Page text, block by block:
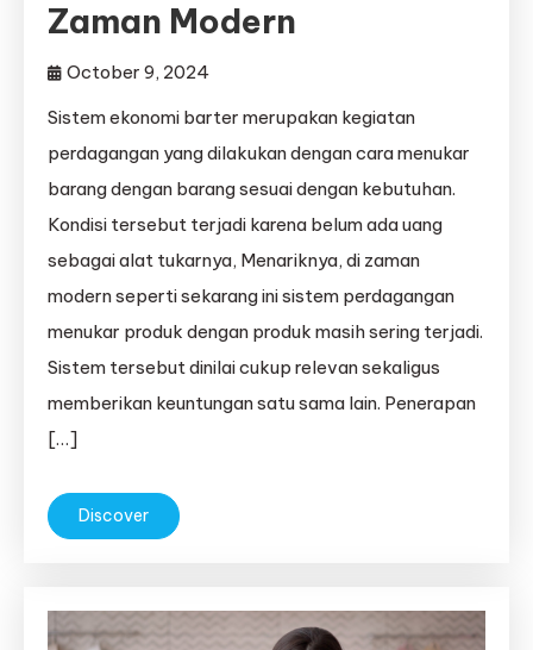
Zaman Modern
October 9, 2024
Sistem ekonomi barter merupakan kegiatan
perdagangan yang dilakukan dengan cara menukar
barang dengan barang sesuai dengan kebutuhan.
Kondisi tersebut terjadi karena belum ada uang
sebagai alat tukarnya, Menariknya, di zaman
modern seperti sekarang ini sistem perdagangan
menukar produk dengan produk masih sering terjadi.
Sistem tersebut dinilai cukup relevan sekaligus
memberikan keuntungan satu sama lain. Penerapan
[…]
Discover